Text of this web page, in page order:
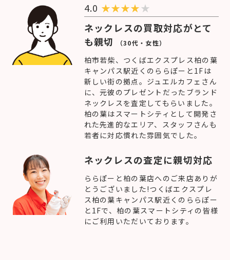
4.0 ★★★★★
ネックレスの買取対応がとて
も親切
（30代・女性）
柏市若柴、つくばエクスプレス柏の葉
キャンパス駅近くのららぽーと1Fは
新しい街の拠点。ジュエルカフェさん
に、元彼のプレゼントだったブランド
ネックレスを査定してもらいました。
柏の葉はスマートシティとして開発さ
れた先進的なエリア、スタッフさんも
若者に対応慣れた雰囲気でした。
ネックレスの査定に親切対応
ららぽーと柏の葉店へのご来店ありが
とうございました!つくばエクスプレ
ス柏の葉キャンパス駅近くのららぽー
と1Fで、柏の葉スマートシティの皆様
にご利用いただいております。